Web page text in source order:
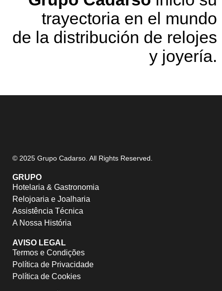
trayectoria en el mundo
de la distribución de relojes
y joyería.
© 2025 Grupo Cadarso. All Rights Reserved.
GRUPO
Hotelaria & Gastronomia
Relojoaria e Joalharia
Assistência Técnica
A Nossa História
AVISO LEGAL
Termos e Condições
Política de Privacidade
Política de Cookies